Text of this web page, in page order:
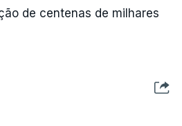
de centenas de milhares